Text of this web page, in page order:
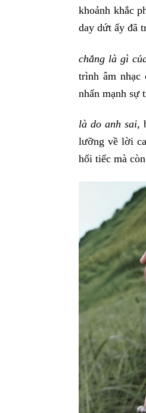
khoảnh khắc
day dứt ấy đã
chẳng là gì
trình âm nhạc
nhấn mạnh sự
là do anh sai,
lưỡng về lời
hối tiếc mà